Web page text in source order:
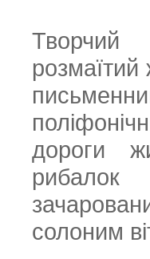
розмаїтий
дороги
солоним